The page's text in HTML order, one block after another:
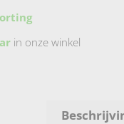
in onze winkel